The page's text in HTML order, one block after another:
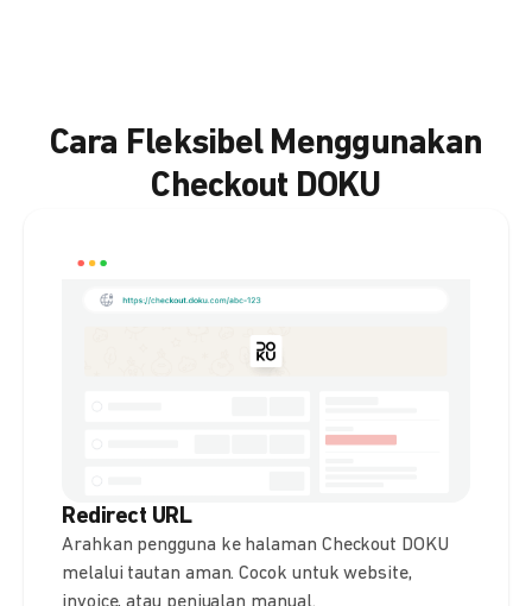
Cara Fleksibel Menggunakan
Checkout DOKU
Redirect URL
Arahkan pengguna ke halaman Checkout DOKU
melalui tautan aman. Cocok untuk website,